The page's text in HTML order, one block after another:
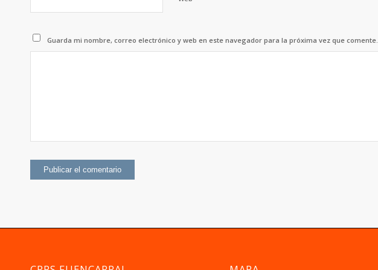
Guarda mi nombre, correo electrónico y web en este navegador para la próxima vez que comente.